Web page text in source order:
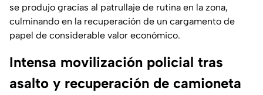
se produjo gracias al patrullaje de rutina en la zona,
culminando en la recuperación de un cargamento de
papel de considerable valor económico.
Intensa movilización policial tras
asalto y recuperación de camioneta